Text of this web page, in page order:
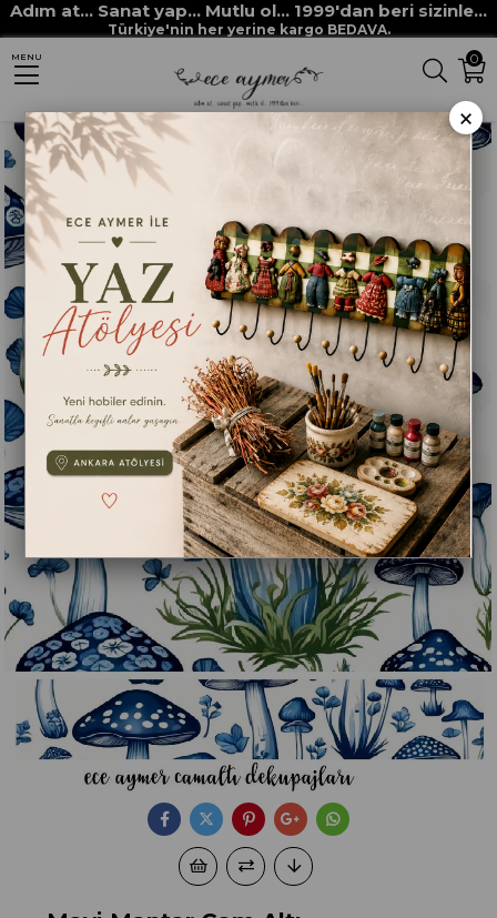
Adım at... Sanat yap... Mutlu ol... 1999'dan beri sizinle...
Türkiye'nin her yerine kargo BEDAVA.
0
MENU
Anasayfa DEKUPAJ KAĞITLARI ECE AYMER DEKUPAJ / PİRİNÇ KAĞITLARI
ECE AYMER ÖZEL KAĞITLAR Mavi Mantar Cam Altı Dekupaj NO:111
×